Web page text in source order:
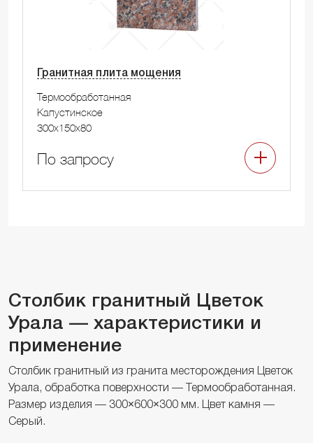
Гранитная плита мощения
Термообработанная
Капустинское
300x150x80
По запросу
Столбик гранитный Цветок
Урала — характеристики и
применение
Столбик гранитный из гранита месторождения Цветок
Урала, обработка поверхности — Термообработанная.
Размер изделия — 300×600×300 мм. Цвет камня —
Серый.